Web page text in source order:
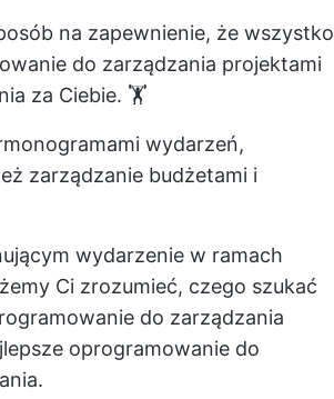
na zapewnienie, że wszystko
do zarządzania projektami
za Ciebie. 🏋️
wydarzeń,
zarządzanie budżetami i
wydarzenie w ramach
Ci zrozumieć, czego szukać
do zarządzania
oprogramowanie do